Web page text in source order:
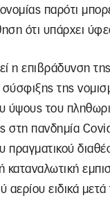
παρότι
ότι υπάρχει
η επιβράδυνση
σύσφιξης της
ύψους του
στη πανδημία
πραγματικού
αερίου ειδικά